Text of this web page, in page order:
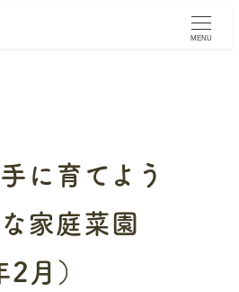
MENU
に育てよう
家庭菜園
2月）